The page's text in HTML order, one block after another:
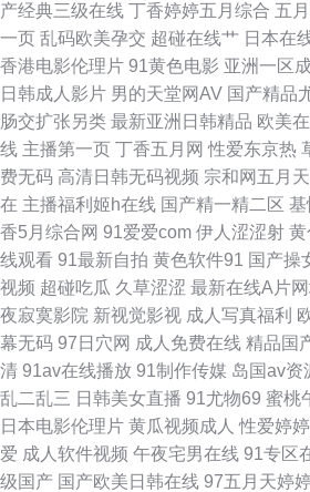
福利老司机 伊思大香蕉9 成人片伊人 日本电影
人妻系列 久久深夜影院 日韩综合色 91人人视频
色情a片 91国内高清 国产不卡电影 欧美风骚A
国产乱码一区在线 欧美免费一线 3级片视频 东
夜草AV A片播放 极品伪娘TS 日韩草逼 91大神
页 午夜第一页 第一AV福利网 欧美变态综合 亚洲
直播91 亚洲另类色图 不卡三级片 久久国产精品
免费的黄色网址 91传媒入口 岛国电影导航 欧
产经典三级在线 丁香婷婷五月综合 五
一页 乱码欧美孕交 超碰在线艹 日本在
香港电影伦理片 91黄色电影 亚洲一区
日韩成人影片 男的天堂网AV 国产精品
肠交扩张另类 最新亚洲日韩精品 欧美
线 主播第一页 丁香五月网 性爱东京热
费无码 高清日韩无码视频 宗和网五月天
在 主播福利姬h在线 国产精一精二区 基
香5月综合网 91爱爱com 伊人涩涩射 黄
线观看 91最新自拍 黄色软件91 国产操
视频 超碰吃瓜 久草涩涩 最新在线A片
夜寂寞影院 新视觉影视 成人写真福利
幕无码 97日穴网 成人免费在线 精品国
清 91av在线播放 91制作传媒 岛国av资
乱二乱三 日韩美女直播 91尤物69 蜜桃
日本电影伦理片 黄瓜视频成人 性爱婷婷
爱 成人软件视频 午夜宅男在线 91专区
级国产 国产欧美日韩在线 97五月天婷婷